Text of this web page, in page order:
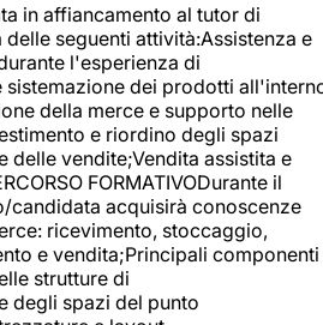
in affiancamento al tutor di
seguenti attività:Assistenza e
l'esperienza di
sistemazione dei prodotti
della merce e supporto nelle
e riordino degli spazi
delle vendite;Vendita assistita e
FORMATIVODurante il
acquisirà conoscenze
ricevimento, stoccaggio,
e vendita;Principali componenti
strutture di
degli spazi del punto